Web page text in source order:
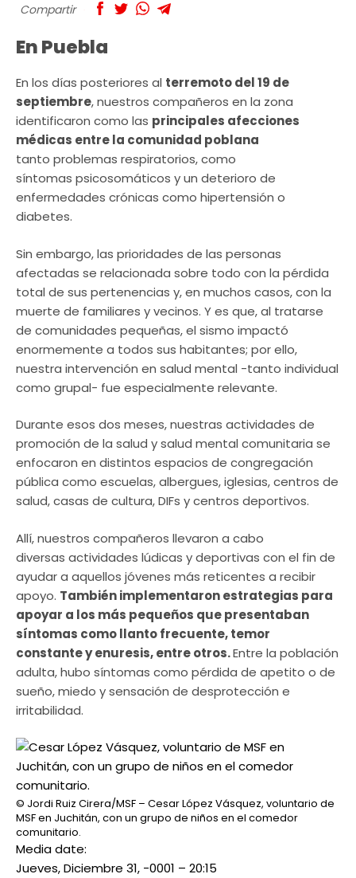
Compartir
En Puebla
En los días posteriores al terremoto del 19 de
septiembre, nuestros compañeros en la zona
identificaron como las principales afecciones
médicas entre la comunidad poblana
tanto problemas respiratorios, como
síntomas psicosomáticos y un deterioro de
enfermedades crónicas como hipertensión o
diabetes.
Sin embargo, las prioridades de las personas
afectadas se relacionada sobre todo con la pérdida
total de sus pertenencias y, en muchos casos, con la
muerte de familiares y vecinos. Y es que, al tratarse
de comunidades pequeñas, el sismo impactó
enormemente a todos sus habitantes; por ello,
nuestra intervención en salud mental -tanto individual
como grupal- fue especialmente relevante.
Durante esos dos meses, nuestras actividades de
promoción de la salud y salud mental comunitaria se
enfocaron en distintos espacios de congregación
pública como escuelas, albergues, iglesias, centros de
salud, casas de cultura, DIFs y centros deportivos.
Allí, nuestros compañeros llevaron a cabo
diversas actividades lúdicas y deportivas con el fin de
ayudar a aquellos jóvenes más reticentes a recibir
apoyo. También implementaron estrategias para
apoyar a los más pequeños que presentaban
síntomas como llanto frecuente, temor
constante y enuresis, entre otros.Entre la población
adulta, hubo síntomas como pérdida de apetito o de
sueño, miedo y sensación de desprotección e
irritabilidad.
© Jordi Ruiz Cirera/MSF – Cesar López Vásquez, voluntario de
MSF en Juchitán, con un grupo de niños en el comedor
comunitario.
Media date:
Jueves, Diciembre 31, -0001 – 20:15